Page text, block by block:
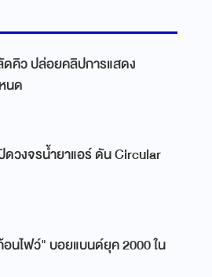
ดคิว ปล่อยคลิปการแสดง
นด
วงจรน้ำยาแอร์ ดัน Circular
นไฟว์" บอยแบนด์ยุค 2000 ใน